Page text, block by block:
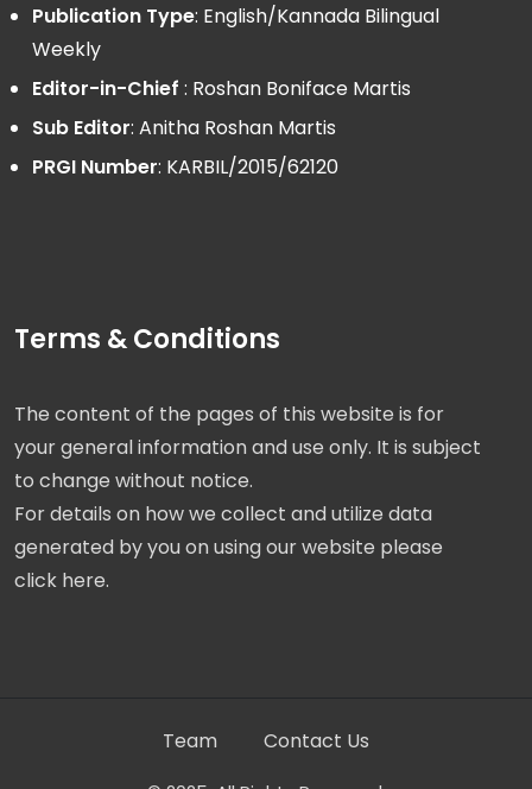
Publication Type: English/Kannada Bilingual
Weekly
Editor-in-Chief : Roshan Boniface Martis
Sub Editor: Anitha Roshan Martis
PRGI Number: KARBIL/2015/62120
Terms & Conditions
The content of the pages of this website is for
your general information and use only. It is subject
to change without notice.
For details on how we collect and utilize data
generated by you on using our website please
click here.
Team Contact Us